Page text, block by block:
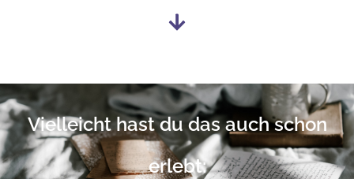
Vielleicht hast du das auch schon
erlebt: